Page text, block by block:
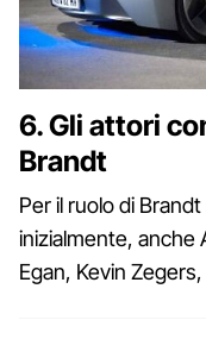
6. Gli attori
Brandt
Per il ruolo di
inizialmente, anche
Egan, Kevin